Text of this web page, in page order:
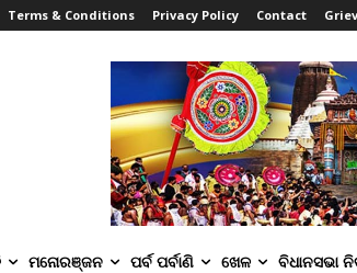
Terms & Conditions Privacy Policy Contact
ମନୋରଞ୍ଜନ ପର୍ବ ପର୍ବାଣି ଖେଳ ବିଧାନସଭା